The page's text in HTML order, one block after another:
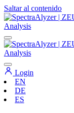
Saltar al contenido
Navegación
principal
Login
EN
DE
ES